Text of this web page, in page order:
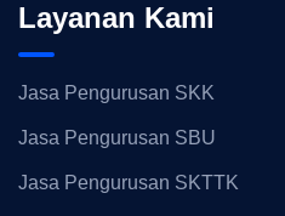
Layanan Kami
Jasa Pengurusan SKK
Jasa Pengurusan SBU
Jasa Pengurusan SKTTK